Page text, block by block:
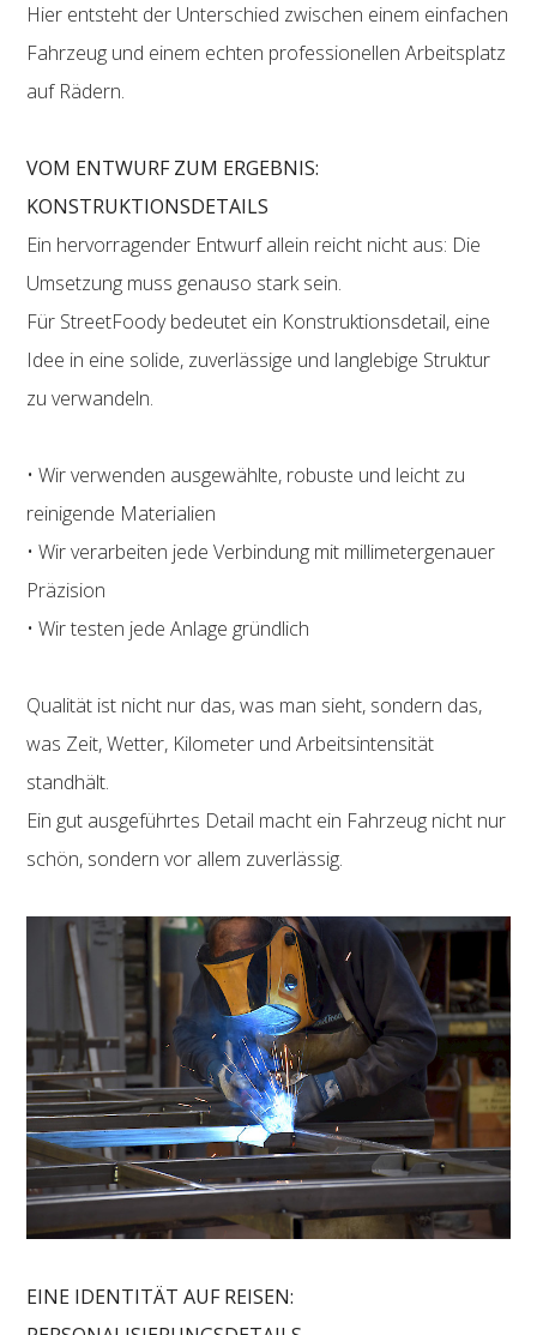
Hier entsteht der Unterschied zwischen einem einfachen
Fahrzeug und einem echten professionellen Arbeitsplatz
auf Rädern.
VOM ENTWURF ZUM ERGEBNIS:
KONSTRUKTIONSDETAILS
Ein hervorragender Entwurf allein reicht nicht aus: Die
Umsetzung muss genauso stark sein.
Für StreetFoody bedeutet ein Konstruktionsdetail, eine
Idee in eine solide, zuverlässige und langlebige Struktur
zu verwandeln.
• Wir verwenden ausgewählte, robuste und leicht zu
reinigende Materialien
• Wir verarbeiten jede Verbindung mit millimetergenauer
Präzision
• Wir testen jede Anlage gründlich
Qualität ist nicht nur das, was man sieht, sondern das,
was Zeit, Wetter, Kilometer und Arbeitsintensität
standhält.
Ein gut ausgeführtes Detail macht ein Fahrzeug nicht nur
schön, sondern vor allem zuverlässig.
EINE IDENTITÄT AUF REISEN: